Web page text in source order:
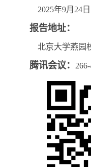
2025年9月24
报告地址：
北京大学燕园
腾讯会议：